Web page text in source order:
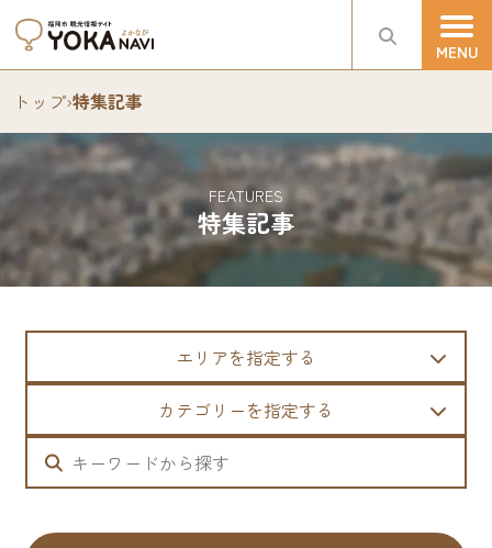
トップ›特集記事
特集記事
FEATURES
エリアを指定する
カテゴリーを指定する